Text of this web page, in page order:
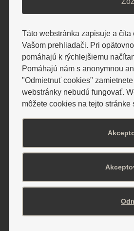
poštou alebo emailom.
Cenník WELLNESS SPA
Cenník vstupov a masáží
Prechodné ubytovanie a
Táto webstránka zapisuje a
Vašom prehliadači. Pri
pomáhajú k rýchlejšiemu
Pomáhajú nám s anonymnou
"Odmietnuť cookies"
webstránky nebudú fungovať.
môžete cookies na tejto